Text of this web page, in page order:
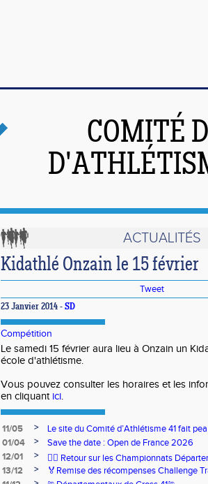
COMITÉ
ACTUALITÉS
Kidathlé Onzain le 15 février
Tweet
23 Janvier 2014 - SD
Compétition
Le samedi 15 février aura lieu à Onzain un
école d'athlétisme.
Vous pouvez consulter les horaires et les
en cliquant ici.
11/05 >
Le site du Comité d’Athlétisme 41 fait
01/04
>
Save the date : Open de France 2026
12/01
>
🏃‍♂️ Retour sur les Championnats
13/12
>
🏅Remise des récompenses Challenge